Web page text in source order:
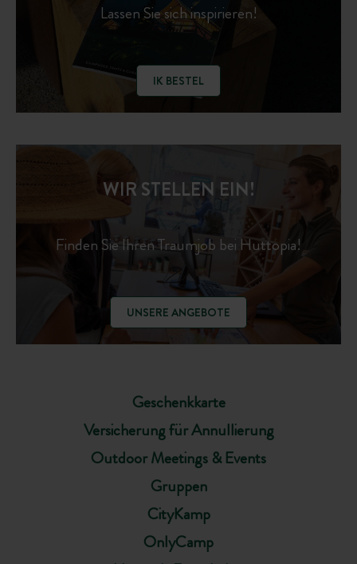
Lassen Sie sich inspirieren!
IK BESTEL
Geschenkkarte
Versicherung für Annullierung
Outdoor Meetings & Events
Gruppen
CityKamp
OnlyCamp
WIR STELLEN EIN!
Finden Sie Ihren Traumjob bei Huttopia!
UNSERE ANGEBOTE